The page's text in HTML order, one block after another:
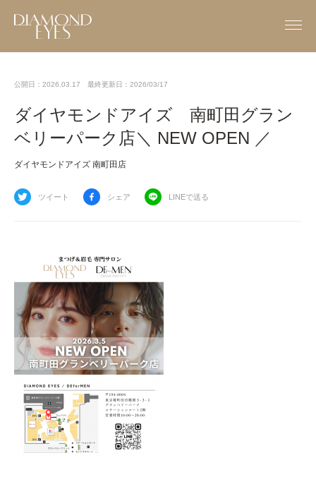
公開日：2026.03.17 最終更新日：2026/03/17
ダイヤモンドアイズ 南町田グラン
ベリーパーク店＼ NEW OPEN ／
ダイヤモンドアイズ 南町田店
ツイート シェア LINEで送る